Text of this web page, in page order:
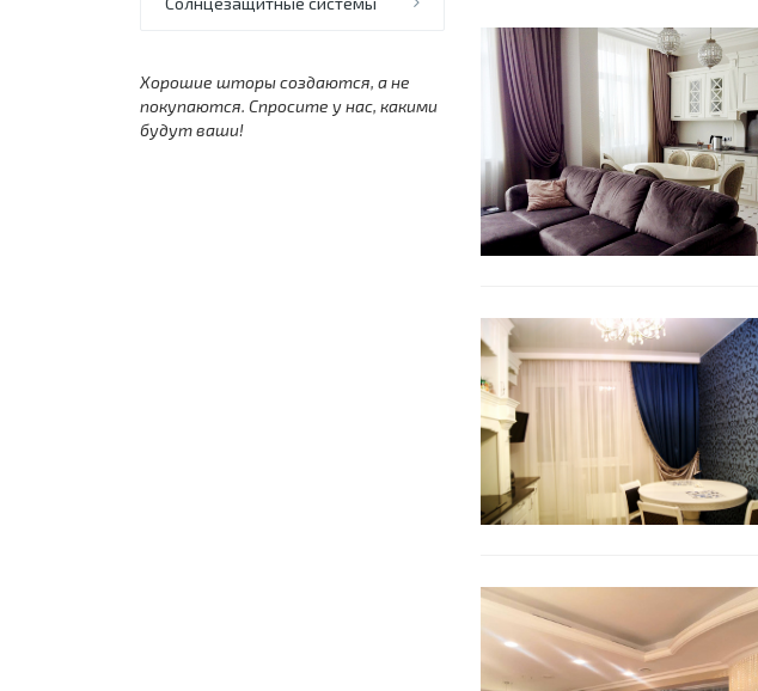
Хорошие шторы создаются, а не
покупаются. Спросите у нас, какими
будут ваши!